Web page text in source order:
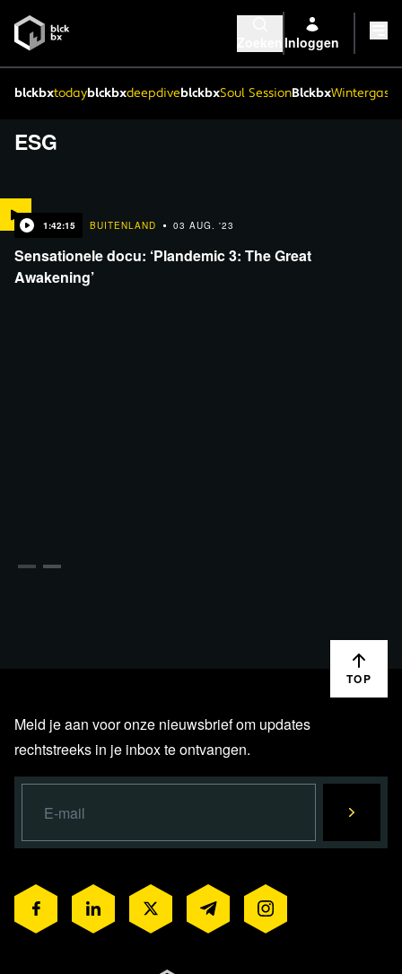
Inloggen
blckbxtodayblckbxdeepdiveblckbxSoul SessionBlckbx
ESG
1:42:15 BUITENLAND 03 AUG. '23
Sensationele docu: ‘Plandemic 3: The Great
Awakening’
TOP
Meld je aan voor onze nieuwsbrief om updates
rechtstreeks in je inbox te ontvangen.